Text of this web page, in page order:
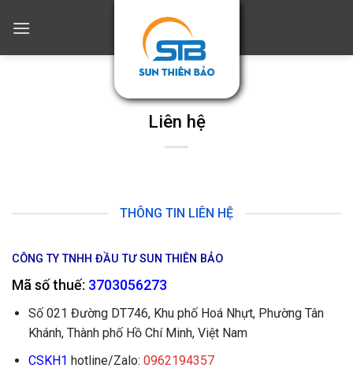
Liên hệ
THÔNG TIN LIÊN HỆ
CÔNG TY TNHH ĐẦU TƯ SUN THIÊN BẢO
Mã số thuế: 3703056273
Số 021 Đường DT746, Khu phố Hoá Nhựt, Phường Tân
Khánh, Thành phố Hồ Chí Minh, Việt Nam
CSKH1 hotline/Zalo: 0962194357